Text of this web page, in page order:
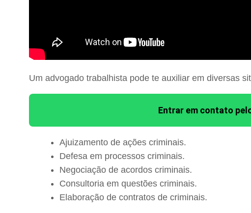
Um advogado trabalhista pode te auxiliar em diversas
Entrar em contato
Ajuizamento de ações criminais.
Defesa em processos criminais.
Negociação de acordos criminais.
Consultoria em questões criminais.
Elaboração de contratos de criminais.